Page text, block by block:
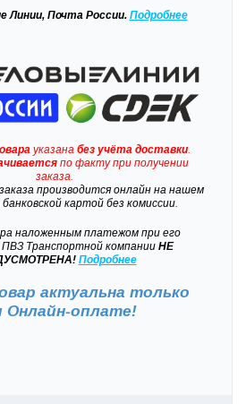
Линии, Почта России. Подробнее
указана без учёта доставки.
по факту при получении
заказа.
производится онлайн на нашем
картой без комиссии.
наложенным платежом при его
ПВЗ Транспортной компанииНЕ
Подробнее
актуальна только
Онлайн-оплате!